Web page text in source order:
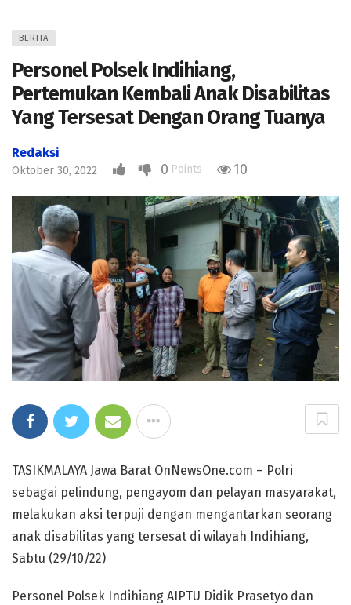
BERITA
Personel Polsek Indihiang,
Pertemukan Kembali Anak Disabilitas
Yang Tersesat Dengan Orang Tuanya
Redaksi
Oktober 30, 2022 0 Points 10
TASIKMALAYA Jawa Barat OnNewsOne.com – Polri
sebagai pelindung, pengayom dan pelayan masyarakat,
melakukan aksi terpuji dengan mengantarkan seorang
anak disabilitas yang tersesat di wilayah Indihiang,
Sabtu (29/10/22)
Personel Polsek Indihiang AIPTU Didik Prasetyo dan